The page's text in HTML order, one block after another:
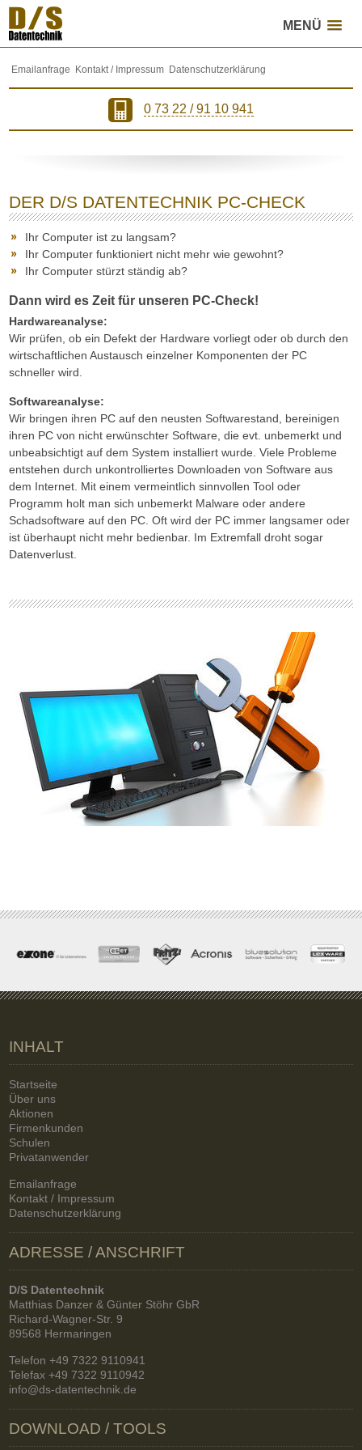
MENÜ
Emailanfrage Kontakt / Impressum Datenschutzerklärung
0 73 22 / 91 10 941
DER D/S DATENTECHNIK PC-CHECK
Ihr Computer ist zu langsam?
Ihr Computer funktioniert nicht mehr wie gewohnt?
Ihr Computer stürzt ständig ab?
Dann wird es Zeit für unseren PC-Check!
Hardwareanalyse:
Wir prüfen, ob ein Defekt der Hardware vorliegt oder ob durch den
wirtschaftlichen Austausch einzelner Komponenten der PC
schneller wird.
Softwareanalyse:
Wir bringen ihren PC auf den neusten Softwarestand, bereinigen
ihren PC von nicht erwünschter Software, die evt. unbemerkt und
unbeabsichtigt auf dem System installiert wurde. Viele Probleme
entstehen durch unkontrolliertes Downloaden von Software aus
dem Internet. Mit einem vermeintlich sinnvollen Tool oder
Programm holt man sich unbemerkt Malware oder andere
Schadsoftware auf den PC. Oft wird der PC immer langsamer oder
ist überhaupt nicht mehr bedienbar. Im Extremfall droht sogar
Datenverlust.
INHALT
Startseite
Über uns
Aktionen
Firmenkunden
Schulen
Privatanwender
Emailanfrage
Kontakt / Impressum
Datenschutzerklärung
ADRESSE / ANSCHRIFT
D/S Datentechnik
Matthias Danzer & Günter Stöhr GbR
Richard-Wagner-Str. 9
89568 Hermaringen
Telefon +49 7322 9110941
Telefax +49 7322 9110942
info@ds-datentechnik.de
DOWNLOAD / TOOLS